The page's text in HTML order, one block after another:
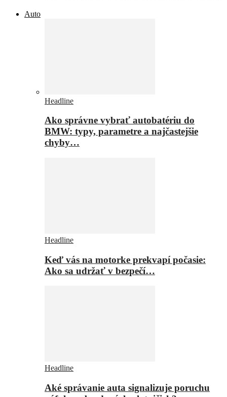
Auto
Headline
Ako správne vybrať autobatériu do
BMW: typy, parametre a najčastejšie
chyby…
Headline
Keď vás na motorke prekvapí počasie:
Ako sa udržať v bezpečí…
Headline
Aké správanie auta signalizuje poruchu